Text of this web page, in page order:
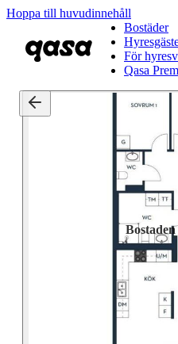
Hoppa till huvudinnehåll
Bostäder
För
Qasa